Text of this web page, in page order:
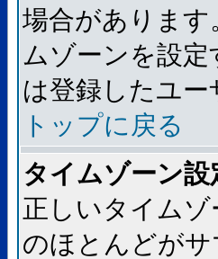
場合がありま
ムゾーンを設
は登録したユ
トップに戻る
タイムゾーン
正しいタイム
のほとんどが